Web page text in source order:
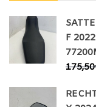
F
175,50